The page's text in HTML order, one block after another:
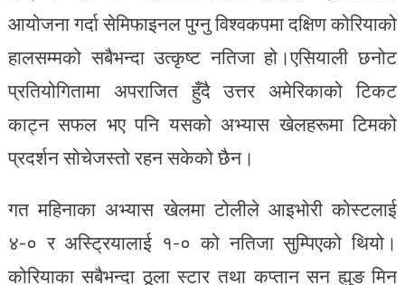
आयोजना गर्दा सेमिफाइनल पुग्नु विश्वकपमा दक्षिण कोरियाको
हालसम्मको सबैभन्दा उत्कृष्ट नतिजा हो।एसियाली छनोट
प्रतियोगितामा अपराजित हुँदै उत्तर अमेरिकाको टिकट
काट्न सफल भए पनि यसको अभ्यास खेलहरूमा टिमको
प्रदर्शन सोचेजस्तो रहन सकेको छैन।
गत महिनाका अभ्यास खेलमा टोलीले आइभोरी कोस्टलाई
४-० र अस्ट्रियालाई १-० को नतिजा सुम्पिएको थियो।
कोरियाका सबैभन्दा ठूला स्टार तथा कप्तान सन ह्युङ मिन